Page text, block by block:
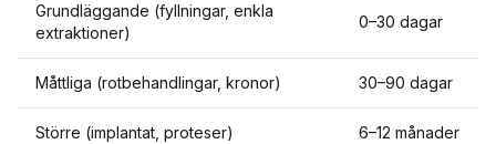
Grundläggande (fyllningar, enkla
extraktioner)
0–30 dagar
Måttliga (rotbehandlingar, kronor) 30–90 dagar
Större (implantat, proteser) 6–12 månader